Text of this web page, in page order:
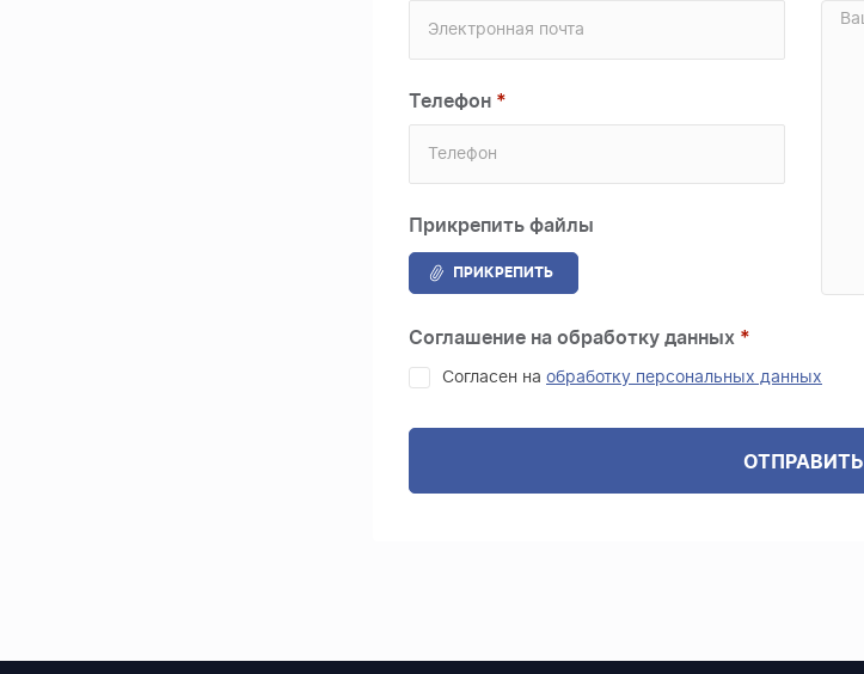
Телефон
Прикрепить файлы
ПРИКРЕПИТЬ
Соглашение на обработку данных
Согласен на обработку персональных данных
ОТПРАВИТЬ